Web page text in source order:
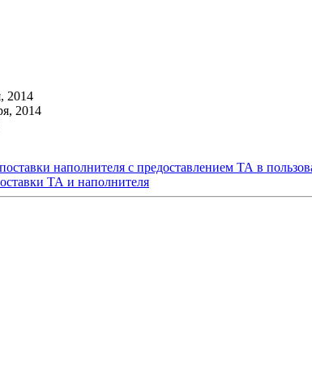
2014
2014
наполнителя с предоставлением ТА в
ТА и наполнителя